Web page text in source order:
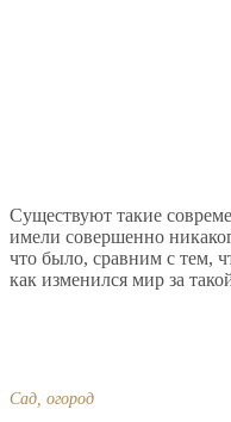
Существуют такие
имели совершенно
что было, сравним с тем,
как изменился мир за
Сад, огород